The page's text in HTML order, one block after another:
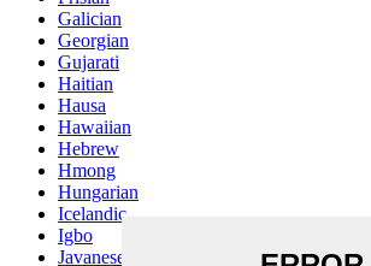
Galician
Georgian
Gujarati
Haitian
Hausa
Hawaiian
Hebrew
Hmong
Hungarian
Icelandic
Igbo
Javanese